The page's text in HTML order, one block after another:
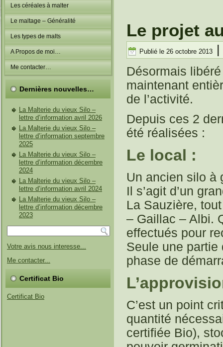
Les céréales à malter
Le maltage – Généralité
Les types de malts
A Propos de moi…
Me contacter…
Dernières nouvelles…
La Malterie du vieux Silo –
lettre d’information avril 2026
La Malterie du vieux Silo –
lettre d’information septembre
2025
La Malterie du vieux Silo –
lettre d’information décembre
2024
La Malterie du vieux Silo –
lettre d’information avril 2024
La Malterie du vieux Silo –
lettre d’information décembre
2023
Votre avis nous interesse...
Me contacter...
Certificat Bio
Certificat Bio
Le projet
Publié le 26 octobre 2013
Désormais
maintenant
de l’activité.
Depuis ces 2
été réalisées :
Le local :
Un ancien silo à
Il s’agit d’un
La Sauzière,
– Gaillac – Albi.
effectués pour
Seule une partie
phase de
C’est un point
quantité
certifiée Bio),